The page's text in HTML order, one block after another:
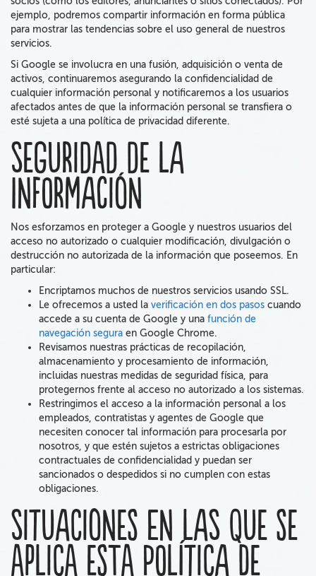
ejemplo, podremos compartir información en forma pública
para mostrar las tendencias sobre el uso general de nuestros
servicios.
Si Google se involucra en una fusión, adquisición o venta de
activos, continuaremos asegurando la confidencialidad de
cualquier información personal y notificaremos a los usuarios
afectados antes de que la información personal se transfiera o
esté sujeta a una política de privacidad diferente.
Seguridad de la
información
Nos esforzamos en proteger a Google y nuestros usuarios del
acceso no autorizado o cualquier modificación, divulgación o
destrucción no autorizada de la información que poseemos. En
particular:
Encriptamos muchos de nuestros servicios usando SSL.
Le ofrecemos a usted la verificación en dos pasos cuando
accede a su cuenta de Google y una función de
navegación segura en Google Chrome.
Revisamos nuestras prácticas de recopilación,
almacenamiento y procesamiento de información,
incluidas nuestras medidas de seguridad física, para
protegernos frente al acceso no autorizado a los sistemas.
Restringimos el acceso a la información personal a los
empleados, contratistas y agentes de Google que
necesiten conocer tal información para procesarla por
nosotros, y que estén sujetos a estrictas obligaciones
contractuales de confidencialidad y puedan ser
sancionados o despedidos si no cumplen con estas
obligaciones.
Situaciones en las que se
aplica esta Política de